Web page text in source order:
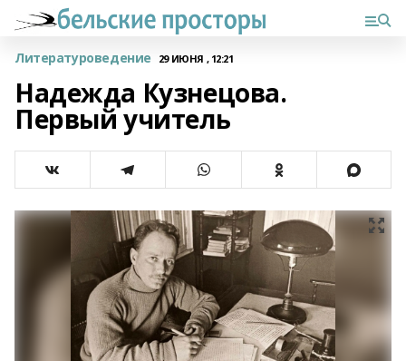
Литературоведение 29 ИЮНЯ , 12:21
Надежда Кузнецова.
Первый учитель